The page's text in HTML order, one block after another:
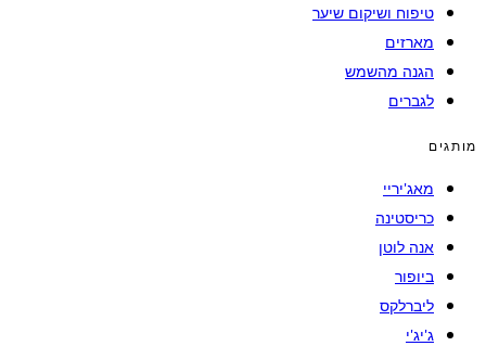
טיפוח ושיקום שיער
מארזים
הגנה מהשמש
לגברים
מותגים
מאג'יריי
כריסטינה
אנה לוטן
ביופור
ליברלקס
ג'יג'י